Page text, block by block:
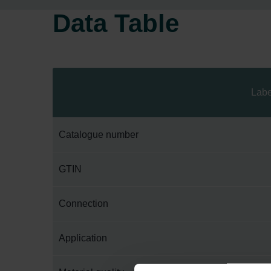
Data Table
Catalogue number
GTIN
Connection
Application